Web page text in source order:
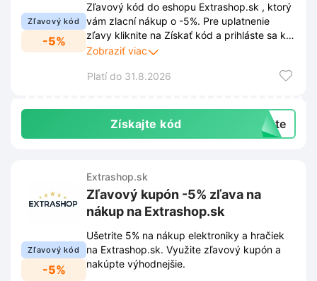
Zľavový kód
-5%
Zľavový kód do eshopu Extrashop.sk , ktorý
vám zlacní nákup o -5%. Pre uplatnenie
zľavy kliknite na Získať kód a prihláste sa k
newsletteru prostredníctvom
neuniknú žiadne novinky, zľavy ani
Zobraziť viac
Platí do 31.8.2026
Získajte kód exte
Zľavový kód
-5%
Extrashop.sk
Zľavový kupón -5% zľava na
nákup na Extrashop.sk
Ušetrite 5% na nákup elektroniky a hračiek
na Extrashop.sk. Využite zľavový kupón a
nakúpte výhodnejšie.